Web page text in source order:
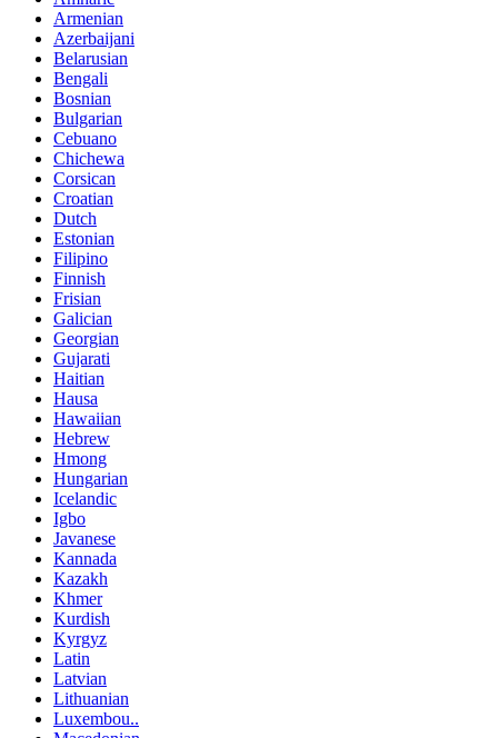
Armenian
Azerbaijani
Belarusian
Bengali
Bosnian
Bulgarian
Cebuano
Chichewa
Corsican
Croatian
Dutch
Estonian
Filipino
Finnish
Frisian
Galician
Georgian
Gujarati
Haitian
Hausa
Hawaiian
Hebrew
Hmong
Hungarian
Icelandic
Igbo
Javanese
Kannada
Kazakh
Khmer
Kurdish
Kyrgyz
Latin
Latvian
Lithuanian
Luxembou..